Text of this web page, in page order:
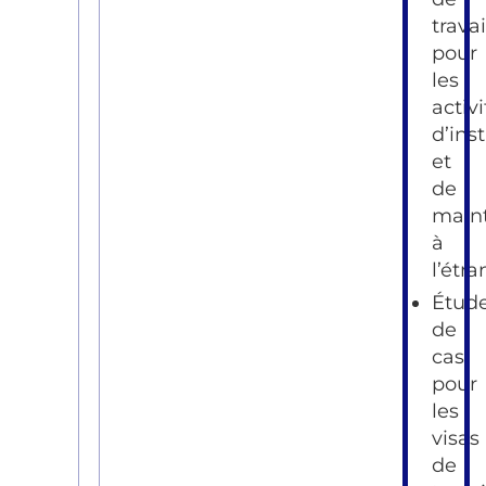
pour
les
et
de
à
de
cas
pour
les
visas
de